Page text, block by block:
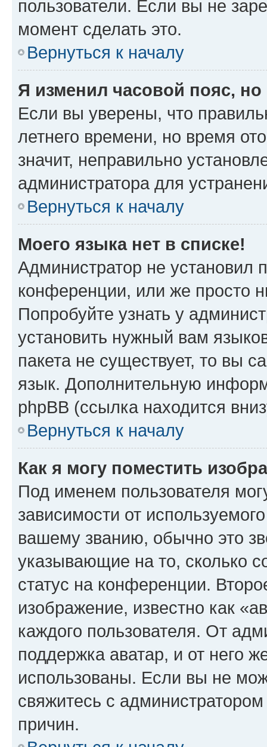
пользователи. Если вы не
момент сделать это.
Вернуться к началу
Я изменил часовой пояс,
Если вы уверены, что
летнего времени, но время
значит, неправильно
администратора для
Вернуться к началу
Моего языка нет в списке!
Администратор не установил
конференции, или же просто
Попробуйте узнать у
установить нужный вам
пакета не существует, то вы
язык. Дополнительную
phpBB (ссылка находится
Вернуться к началу
Как я могу поместить
Под именем пользователя
зависимости от
вашему званию, обычно это
указывающие на то, сколько
статус на конференции.
изображение, известно как
каждого пользователя. От
поддержка аватар, и от него
использованы. Если вы не
свяжитесь с
причин.